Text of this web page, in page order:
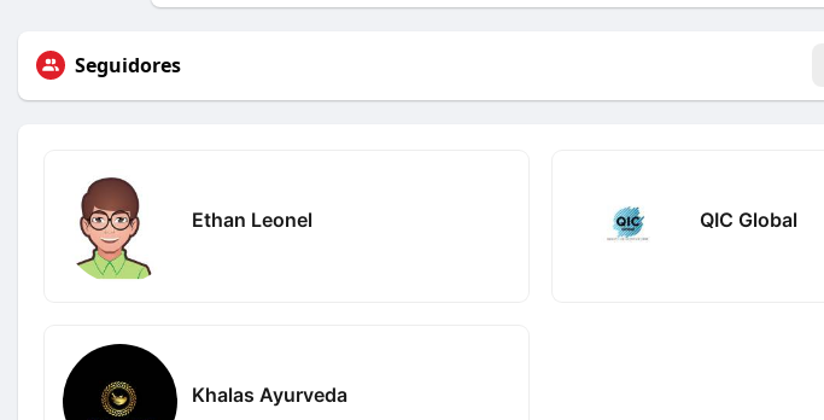
Seguidores
Ethan Leonel QIC Global
Khalas Ayurveda